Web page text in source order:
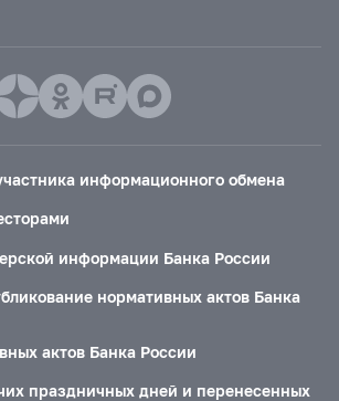
информационного обмена
информации Банка России
нормативных актов Банка
актов Банка России
праздничных дней и перенесенных